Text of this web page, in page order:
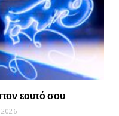
εαυτό σου